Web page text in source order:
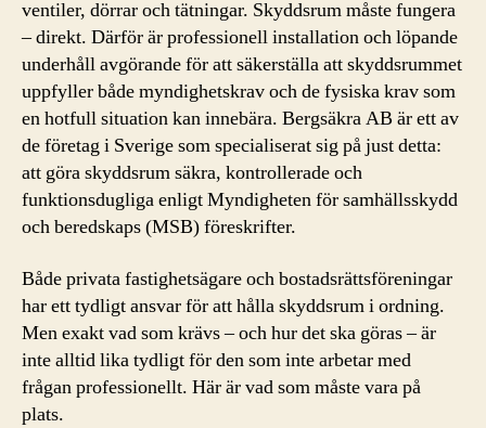
ventiler, dörrar och tätningar. Skyddsrum måste fungera
– direkt. Därför är professionell installation och löpande
underhåll avgörande för att säkerställa att skyddsrummet
uppfyller både myndighetskrav och de fysiska krav som
en hotfull situation kan innebära. Bergsäkra AB är ett av
de företag i Sverige som specialiserat sig på just detta:
att göra skyddsrum säkra, kontrollerade och
funktionsdugliga enligt Myndigheten för samhällsskydd
och beredskaps (MSB) föreskrifter.
Både privata fastighetsägare och bostadsrättsföreningar
har ett tydligt ansvar för att hålla skyddsrum i ordning.
Men exakt vad som krävs – och hur det ska göras – är
inte alltid lika tydligt för den som inte arbetar med
frågan professionellt. Här är vad som måste vara på
plats.